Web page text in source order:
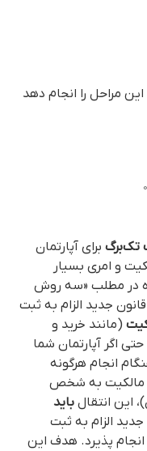
مراحل را انجام دهد
تک‌برگ برای آپارتمان
و امری بسیار
در مطلب «سه روش
جدید الزام به ثبت
(مانند خرید و
اگر آپارتمان شما
انجام هرگونه
مالکیت به شخص
این انتقال باید
الزام به ثبت
پذیرد. هدف این